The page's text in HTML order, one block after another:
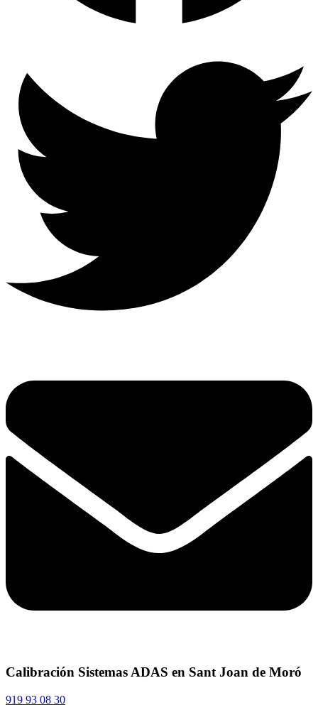
Calibración Sistemas ADAS en Sant Joan de Moró
919 93 08 30